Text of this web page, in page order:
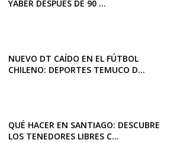
YÁBER DESPUÉS DE 90 ...
NUEVO DT CAÍDO EN EL FÚTBOL
CHILENO: DEPORTES TEMUCO D...
QUÉ HACER EN SANTIAGO: DESCUBRE
LOS TENEDORES LIBRES C...